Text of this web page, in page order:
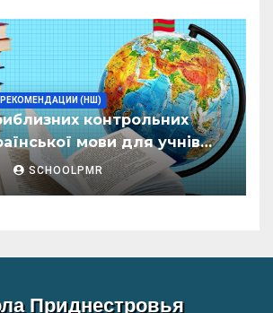
(НШ)
контрольних
мови для учнів
класів організацій
SCHOOLPMR
Приднестровья